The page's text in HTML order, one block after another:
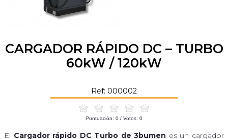
CARGADOR RÁPIDO DC – TURBO
60kW / 120kW
Ref: 000002
Puntuación: 0 / Votos: 0
El Cargador rápido DC Turbo de 3bumen es un cargador